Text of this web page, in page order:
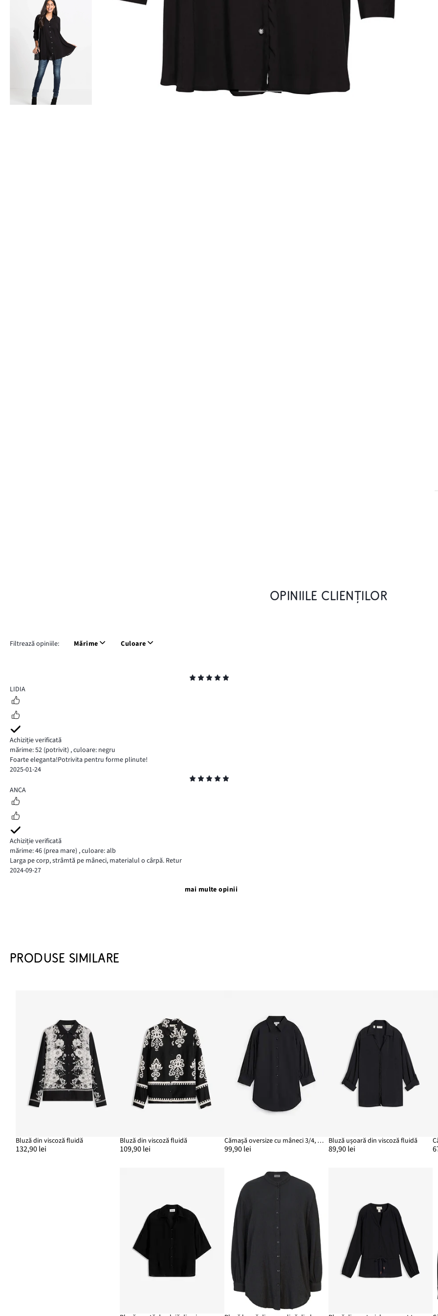
OPINIILE CLIENȚILOR
Filtrează opiniile: Mărime Culoare
5LIDIA
Achiziție verificată
mărime: 52 (potrivit) ,culoare: negru
Foarte eleganta!Potrivita pentru forme plinute!
2025-01-24
5
ANCA
Achiziție verificată
mărime: 46 (prea mare) ,culoare: alb
Larga pe corp, strâmtă pe mâneci, materialul o cârpă. Retur
2024-09-27
mai multe opinii
PRODUSE SIMILARE
Bluză din viscoză fluidă
132,90 lei
Bluză din viscoză fluidă
109,90 lei
Cămașă oversize cu mâneci 3/4, din bumbac
99,90 lei
Bluză ușoară din viscoză fluidă
89,90 lei